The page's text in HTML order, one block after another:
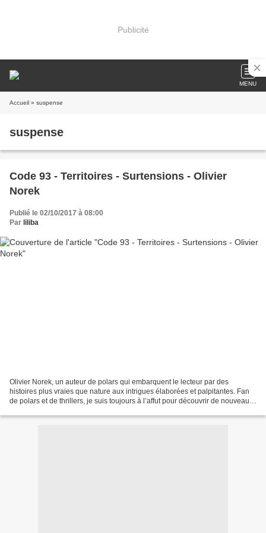
Publicité
MENU
Accueil » suspense
suspense
Code 93 - Territoires - Surtensions - Olivier
Norek
Publié le 02/10/2017 à 08:00
Par liliba
Olivier Norek, un auteur de polars qui embarquent le lecteur par des
histoires plus vraies que nature aux intrigues élaborées et palpitantes. Fan
de polars et de thrillers, je suis toujours à l’affut pour découvrir de nouveaux